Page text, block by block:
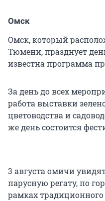
Омск
Омск, который
Тюмени, празднует
известна программа
За день до всех
работа выставки
цветоводства и
же день состоится
3 августа омичи
парусную регату, по
рамках